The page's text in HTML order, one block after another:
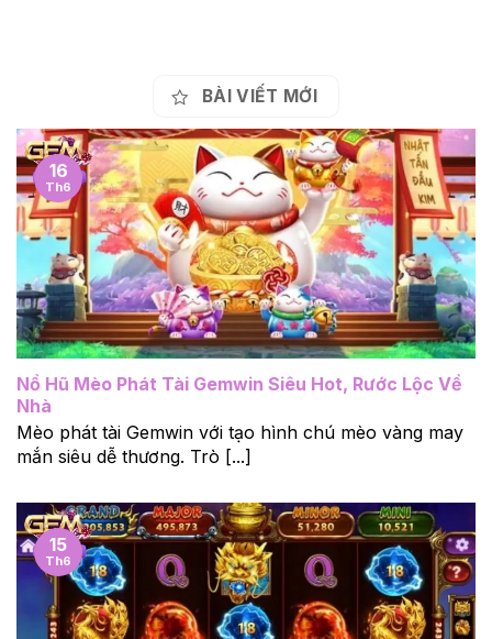
BÀI VIẾT MỚI
Nổ Hũ Mèo Phát Tài Gemwin Siêu Hot, Rước Lộc Về
Nhà
Mèo phát tài Gemwin với tạo hình chú mèo vàng may
mắn siêu dễ thương. Trò [...]
16
Th6
15
Th6